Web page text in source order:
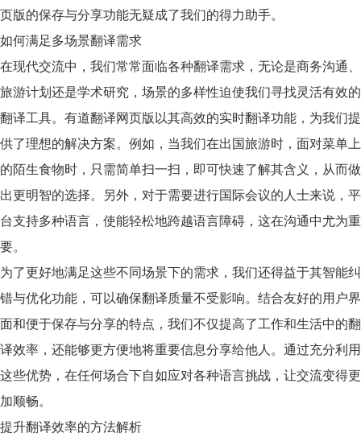
页版的保存与分享功能无疑成了我们的得力助手。
如何满足多场景翻译需求
在现代交流中，我们常常面临各种翻译需求 ，无论是商务沟通、
旅游计划还是学术研究，场景的多样性迫使我们寻找灵活有效的
翻译工具。 有道翻译网页版以其高效的实时翻译功能，为我们提
供了理想的解决方案。例如，当我们在出国旅游时，面对菜单上
的陌生食物时，只需简单扫一扫，即可快速了解其含义，从而做
出更明智的选择。另外，对于需要进行国际会议的人士来说，平
台支持多种语言，使能轻松地跨越语言障碍，这在沟通中尤为重
要。
为了更好地满足这些不同场景下的需求，我们还得益于其智能纠
错与优化功能，可以确保翻译质量不受影响。结合友好的用户界
面和便于保存与分享的特点，我们不仅提高了工作和生活中的翻
译效率，还能够更方便地将重要信息分享给他人。通过充分利用
这些优势，在任何场合下自如应对各种语言挑战，让交流变得更
加顺畅。
提升翻译效率的方法解析